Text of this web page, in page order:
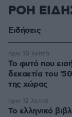
ΡΟΗ
Ειδήσεις
Το φυτό που
δεκαετία του
της χώρας
πριν 10 λεπτά
Το ελληνικό
πριν 12 λεπτά